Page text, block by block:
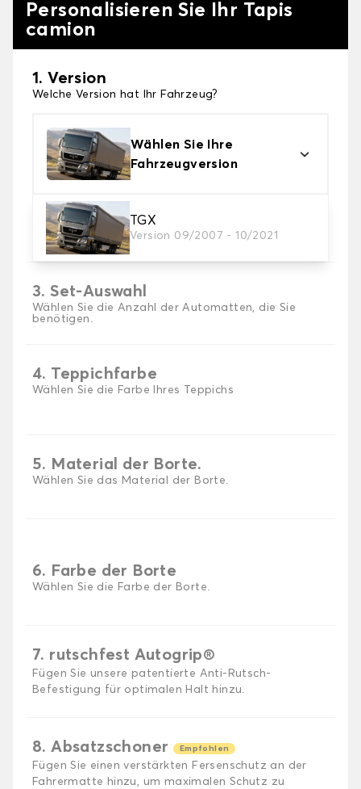
Personalisieren Sie Ihr Tapis
camion
1. Version
Welche Version hat Ihr Fahrzeug?
Wählen Sie Ihre
Fahrzeugversion
TGX
Version 09/2007 - 10/2021
2. Material
Wählen Sie das Material Ihrer LKW-Matte.
3. Set-Auswahl
Wählen Sie die Anzahl der Automatten, die Sie
benötigen.
4. Teppichfarbe
Wählen Sie die Farbe Ihres Teppichs
5. Material der Borte.
Wählen Sie das Material der Borte.
6. Farbe der Borte
Wählen Sie die Farbe der Borte.
7. rutschfest Autogrip®
Fügen Sie unsere patentierte Anti-Rutsch-
Befestigung für optimalen Halt hinzu.
8. Absatzschoner Empfohlen
Fügen Sie einen verstärkten Fersenschutz an der
Fahrermatte hinzu, um maximalen Schutz zu